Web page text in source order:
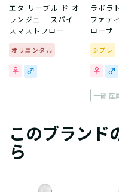
エタ リーブル ド オ
ランジェ – スパイ
スマストフロー
オリエンタル
ラボラ
ファテ
ローザ
シプレ
一部在
このブランド
ら